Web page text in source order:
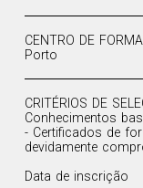
CENTRO DE
Porto
CRITÉRIOS DE
Conhecimentos
- Certificados de
devidamente
Data de inscrição